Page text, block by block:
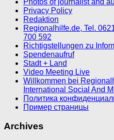
Photos of journalist and
Privacy Policy
Redaktion
Regionalhilfe.de, Tel.
700 592
Richtigstellungen zu
Spendenaufruf
Stadt + Land
Video Meeting Live
Willkommen bei
International Social And
Политика
Пример страницы
Archives